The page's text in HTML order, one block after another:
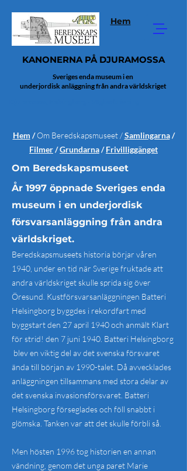
KANONERNA PÅ DJURAMOSSA
Sveriges enda museum i en
underjordisk anläggning från andra världskriget
Hem
Hem /Om Beredskapsmuseet /Samlingarna/
Filmer/Grundarna/Frivilliggänget
Om Beredskapsmuseet
År 1997 öppnade Sveriges enda
museum i en underjordisk
försvarsanläggning från andra
världskriget.
Beredskapsmuseets historia börjar våren
1940, under en tid när Sverige fruktade att
andra världskriget skulle sprida sig över
Öresund. Kustförsvarsanläggningen Batteri
Helsingborg byggdes i rekordfart med
byggstart den 27 april 1940 och anmält Klart
för strid! den 7 juni 1940. Batteri Helsingborg
blev en viktig del av det svenska försvaret
ända till början av 1990-talet. Då avvecklades
anläggningen tillsammans med stora delar av
det svenska invasionsförsvaret. Batteri
Helsingborg förseglades och föll snabbt i
glömska. Tanken var att det skulle förbli så.
Men hösten 1996 tog historien en annan
vändning, genom det unga paret Marie